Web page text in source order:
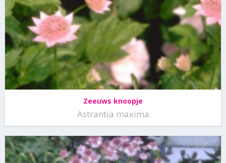
Zeeuws knoopje
Astrantia maxima